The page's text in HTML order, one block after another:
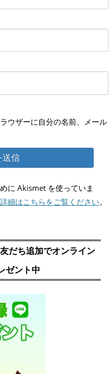
ウザーに自分の名前、メール
に Akismet を使っていま
細はこちらをご覧ください。
だち追加でオンライン
ゼント中